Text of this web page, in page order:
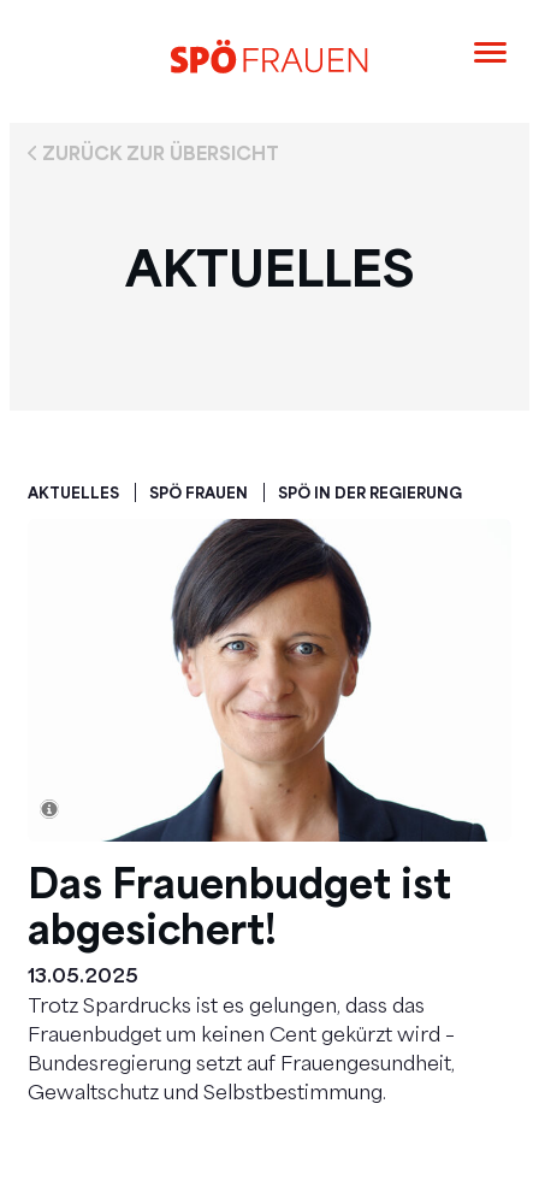
ZURÜCK ZUR ÜBERSICHT
AKTUELLES
AKTUELLES SPÖ FRAUEN SPÖ IN DER REGIERUNG
Das Frauenbudget ist
abgesichert!
13.05.2025
Trotz Spardrucks ist es gelungen, dass das
Frauenbudget um keinen Cent gekürzt wird –
Bundesregierung setzt auf Frauengesundheit,
Gewaltschutz und Selbstbestimmung.